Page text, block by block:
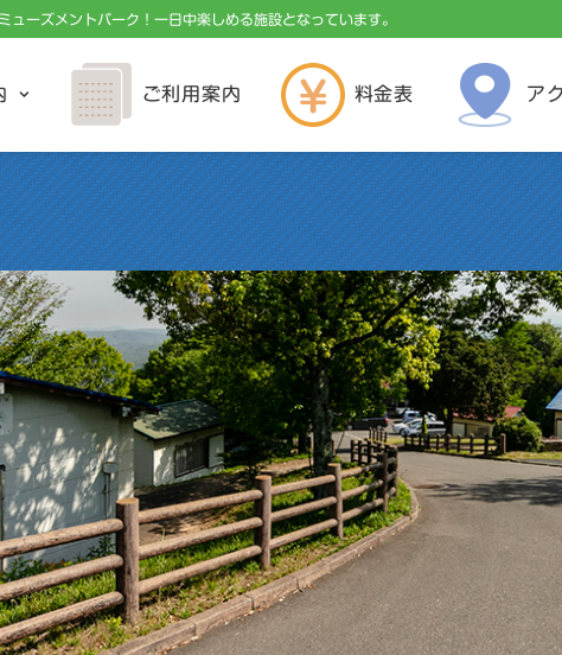
ーズメントパーク！一日中楽しめる施設となっています。
ご利用案内 料金表 ア